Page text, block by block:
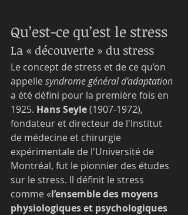
Qu’est-ce qu’est le stress
La « découverte » du stress
Le concept de stress et de ce qu’on
appelle syndrome général d’adaptation
a été défini pour la première fois en
1925. Hans Seyle (1907-1972),
fondateur et directeur de l'Institut
de médecine et chirurgie
expérimentale de l'Université de
Montréal, fut le pionnier des études
sur le stress. Il définit le stress
comme «l’ensemble des moyens
physiologiques et psychologiques